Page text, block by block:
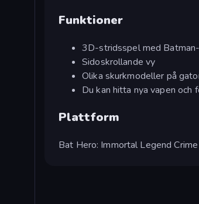
Funktioner
3D-stridsspel med
Sidoskrollande vy
Olika skurkmodeller på
Du kan hitta nya vapen och
Plattform
Bat Hero: Immortal Legend